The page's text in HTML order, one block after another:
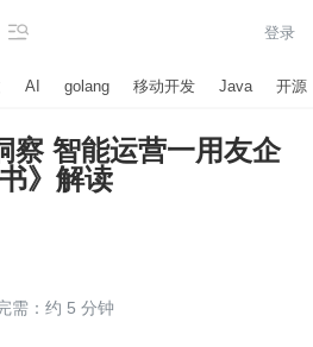
 登录
AI golang 移动开发 Java 开源
察 智能运营一用友企
》解读
需：约 5 分钟